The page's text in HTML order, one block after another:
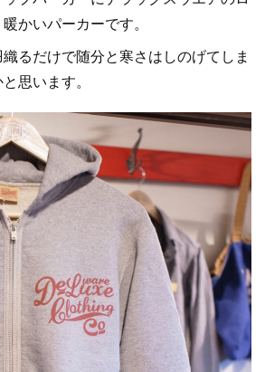
かいパーカーです。
るだけで随分と寒さはしのげてしま
思います。